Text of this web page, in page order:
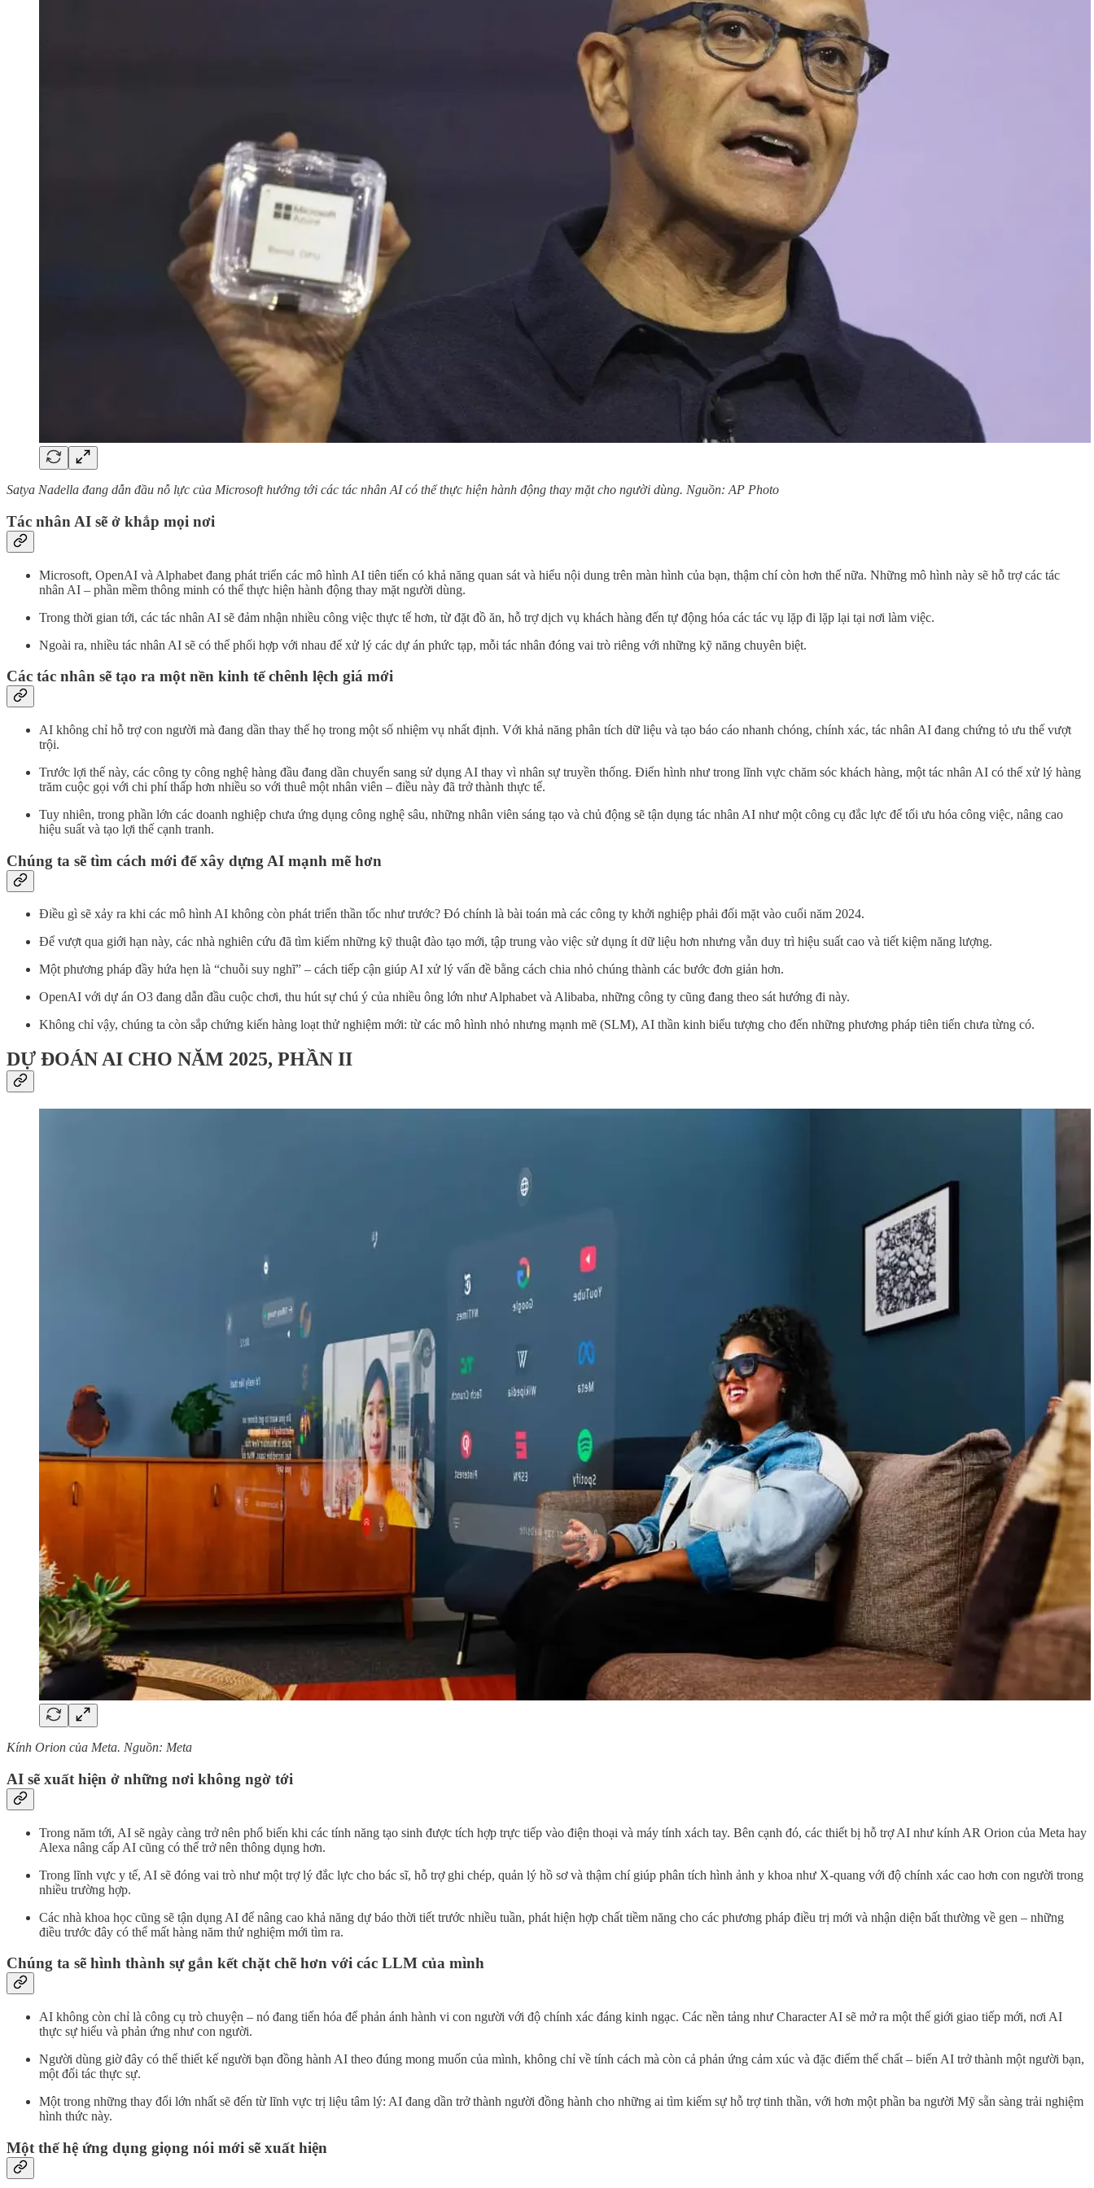
Satya Nadella đang dẫn đầu nỗ lực của Microsoft hướng tới các tác nhân AI có thể thực hiện hành động thay mặt cho người dùng. Nguồn: AP Photo
Tác nhân AI sẽ ở khắp mọi nơi
Microsoft, OpenAI và Alphabet đang phát triển các mô hình AI tiên tiến có khả năng quan sát và hiểu nội dung trên màn hình của bạn, thậm chí còn hơn thế nữa. Những mô hình này sẽ hỗ trợ các tác
nhân AI – phần mềm thông minh có thể thực hiện hành động thay mặt người dùng.
Trong thời gian tới, các tác nhân AI sẽ đảm nhận nhiều công việc thực tế hơn, từ đặt đồ ăn, hỗ trợ dịch vụ khách hàng đến tự động hóa các tác vụ lặp đi lặp lại tại nơi làm việc.
Ngoài ra, nhiều tác nhân AI sẽ có thể phối hợp với nhau để xử lý các dự án phức tạp, mỗi tác nhân đóng vai trò riêng với những kỹ năng chuyên biệt.
Các tác nhân sẽ tạo ra một nền kinh tế chênh lệch giá mới
AI không chỉ hỗ trợ con người mà đang dần thay thế họ trong một số nhiệm vụ nhất định. Với khả năng phân tích dữ liệu và tạo báo cáo nhanh chóng, chính xác, tác nhân AI đang chứng tỏ ưu thế vượt
trội.
Trước lợi thế này, các công ty công nghệ hàng đầu đang dần chuyển sang sử dụng AI thay vì nhân sự truyền thống. Điển hình như trong lĩnh vực chăm sóc khách hàng, một tác nhân AI có thể xử lý hàng
trăm cuộc gọi với chi phí thấp hơn nhiều so với thuê một nhân viên – điều này đã trở thành thực tế.
Tuy nhiên, trong phần lớn các doanh nghiệp chưa ứng dụng công nghệ sâu, những nhân viên sáng tạo và chủ động sẽ tận dụng tác nhân AI như một công cụ đắc lực để tối ưu hóa công việc, nâng cao
hiệu suất và tạo lợi thế cạnh tranh.
Chúng ta sẽ tìm cách mới để xây dựng AI mạnh mẽ hơn
Điều gì sẽ xảy ra khi các mô hình AI không còn phát triển thần tốc như trước? Đó chính là bài toán mà các công ty khởi nghiệp phải đối mặt vào cuối năm 2024.
Để vượt qua giới hạn này, các nhà nghiên cứu đã tìm kiếm những kỹ thuật đào tạo mới, tập trung vào việc sử dụng ít dữ liệu hơn nhưng vẫn duy trì hiệu suất cao và tiết kiệm năng lượng.
Một phương pháp đầy hứa hẹn là “chuỗi suy nghĩ” – cách tiếp cận giúp AI xử lý vấn đề bằng cách chia nhỏ chúng thành các bước đơn giản hơn.
OpenAI với dự án O3 đang dẫn đầu cuộc chơi, thu hút sự chú ý của nhiều ông lớn như Alphabet và Alibaba, những công ty cũng đang theo sát hướng đi này.
Không chỉ vậy, chúng ta còn sắp chứng kiến hàng loạt thử nghiệm mới: từ các mô hình nhỏ nhưng mạnh mẽ (SLM), AI thần kinh biểu tượng cho đến những phương pháp tiên tiến chưa từng có.
DỰ ĐOÁN AI CHO NĂM 2025, PHẦN II
Kính Orion của Meta. Nguồn: Meta
AI sẽ xuất hiện ở những nơi không ngờ tới
Trong năm tới, AI sẽ ngày càng trở nên phổ biến khi các tính năng tạo sinh được tích hợp trực tiếp vào điện thoại và máy tính xách tay. Bên cạnh đó, các thiết bị hỗ trợ AI như kính AR Orion của Meta hay
Alexa nâng cấp AI cũng có thể trở nên thông dụng hơn.
Trong lĩnh vực y tế, AI sẽ đóng vai trò như một trợ lý đắc lực cho bác sĩ, hỗ trợ ghi chép, quản lý hồ sơ và thậm chí giúp phân tích hình ảnh y khoa như X-quang với độ chính xác cao hơn con người trong
nhiều trường hợp.
Các nhà khoa học cũng sẽ tận dụng AI để nâng cao khả năng dự báo thời tiết trước nhiều tuần, phát hiện hợp chất tiềm năng cho các phương pháp điều trị mới và nhận diện bất thường về gen – những
điều trước đây có thể mất hàng năm thử nghiệm mới tìm ra.
Chúng ta sẽ hình thành sự gắn kết chặt chẽ hơn với các LLM của mình
AI không còn chỉ là công cụ trò chuyện – nó đang tiến hóa để phản ánh hành vi con người với độ chính xác đáng kinh ngạc. Các nền tảng như Character AI sẽ mở ra một thế giới giao tiếp mới, nơi AI
thực sự hiểu và phản ứng như con người.
Người dùng giờ đây có thể thiết kế người bạn đồng hành AI theo đúng mong muốn của mình, không chỉ về tính cách mà còn cả phản ứng cảm xúc và đặc điểm thể chất – biến AI trở thành một người bạn,
một đối tác thực sự.
Một trong những thay đổi lớn nhất sẽ đến từ lĩnh vực trị liệu tâm lý: AI đang dần trở thành người đồng hành cho những ai tìm kiếm sự hỗ trợ tinh thần, với hơn một phần ba người Mỹ sẵn sàng trải nghiệm
hình thức này.
Một thế hệ ứng dụng giọng nói mới sẽ xuất hiện